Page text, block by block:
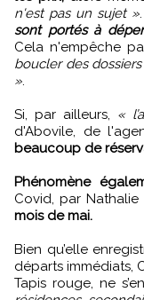
n'est pas un sujet »
sont portés à
Cela n'empêche
boucler des
»
Si, par ailleurs, «
d'Abovile, de
beaucoup de
Phénomène
Covid, par Nathalie
mois de mai.
Bien qu’elle
départs immédiats,
Tapis rouge, ne